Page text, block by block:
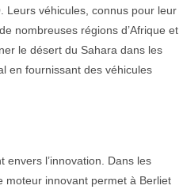
Leurs véhicules, connus pour leur
nombreuses régions d’Afrique et
le désert du Sahara dans les
en fournissant des véhicules
envers l’innovation. Dans les
moteur innovant permet à Berliet